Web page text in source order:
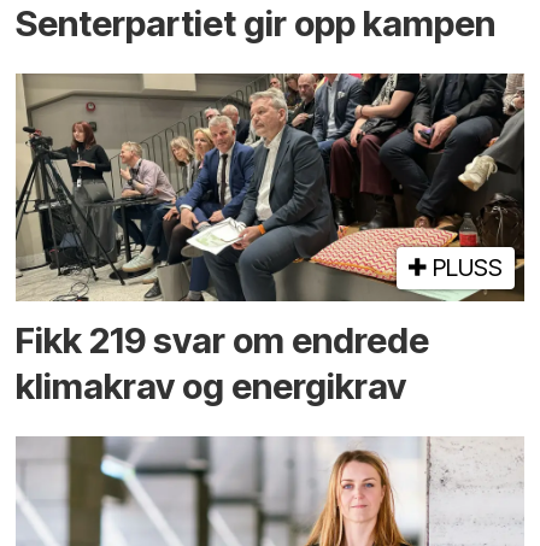
Senterpartiet gir opp kampen
PLUSS
Fikk 219 svar om endrede
klimakrav og energikrav